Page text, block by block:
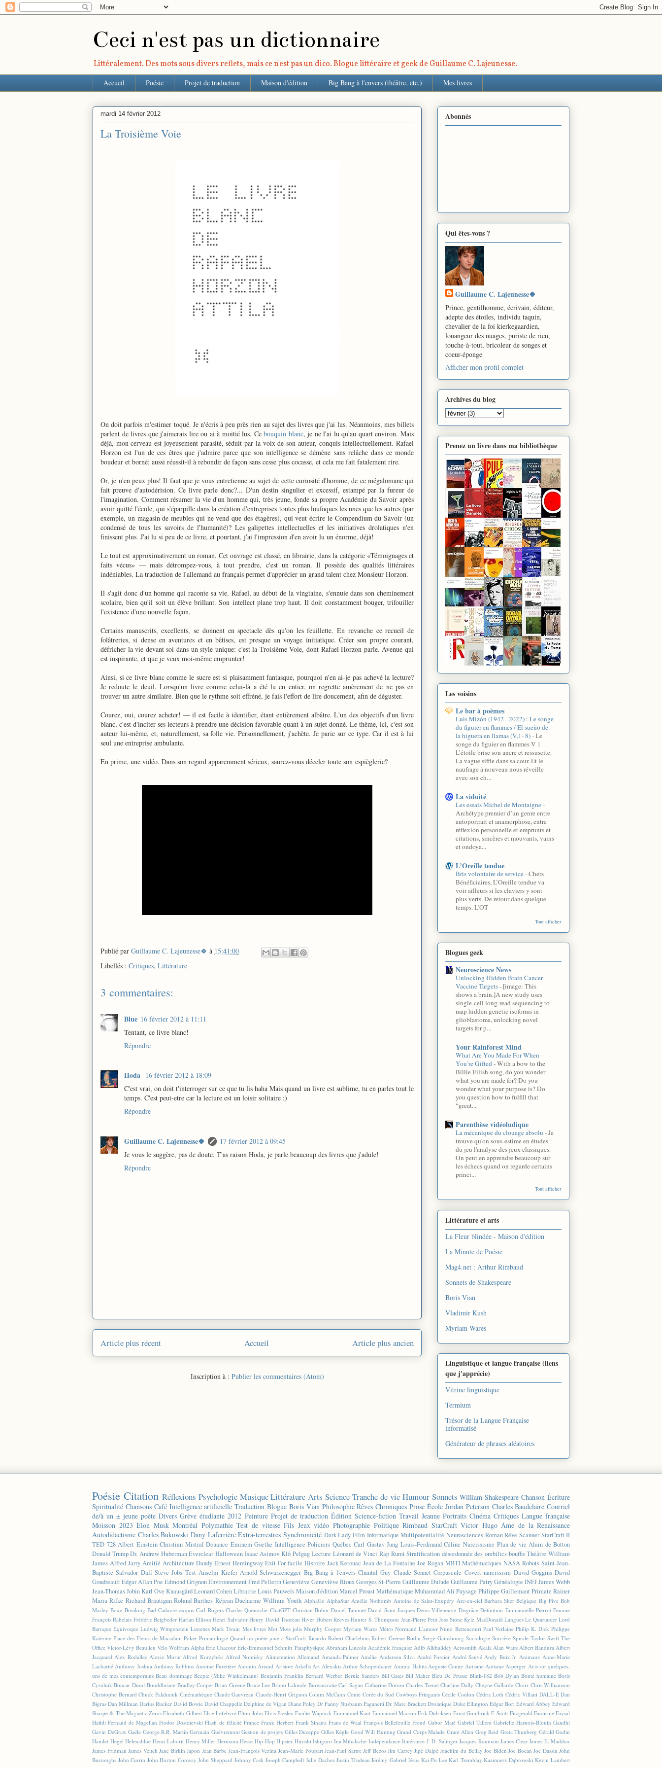
Ceci n'est pas un dictionnaire
Littéralement. Des mots sous divers reflets, mais ce n'est pas un dico. Blogue littéraire et geek de Guillaume C. Lajeunesse.
Accueil Poésie Projet de traduction Maison d'édition Big Bang à l'envers (théâtre, etc.) Mes livres
mardi 14 février 2012
La Troisième Voie
On doit parfois m'estimer toqué. Je n'écris à peu près rien au sujet des livres que j'ai lus. Néanmoins, mes billets
parlent de livres que j'aimerais lire ou ai à moitié lus. Cebouquin blanc, je ne l'ai lu qu'au quart environ. Mais
déjà, mon cerveau est joyeusement parasité, séduit par la voix de son auteur, conquis intellectuellement. Rafael
Horzon est l'un de ces êtres que j'admire parce que son intelligence se démène sans relâche dans ce monde
boudeur et borné; aussi réussit-il à rebondir de façon sans cesse plus cocasse, et cela me fait fatalement rire.
Or, je n'en peux plus! Il faut que je vous entretienne au sujet de cette curiosité d'homme, de ce mégalomane qui
fait preuve d'autodérision. Ce livre parle donc?... D'un destin singulier et excessif, estampé par la fureur de
l'imagination. Comment résumer la vie d'un homme qui, très jeune, fonde sa propre Académie du Savoir après
avoir quitté l'école, qui s'éparpille dans la création d'entreprises toutes plus loufoques les unes que les autres (par
exemple, un magasin de meubles qui ne vend que des étagères), qui veut écrire le Compendium du Savoir (un
condensé de tous les savoirs de l'humanité)? Les galipettes intellectuelles et les initiatives drolatiques n'en
finissent plus. J'ai lu si peu de ce livre, et pourtant, j'ai l'impression d'en avoir lu un énorme, déjà!
Le tout est approximativement un roman. Cet ouvrage est classé, en librairie, dans la catégorie «Témoignages et
faits vécus» — mais détrompez-vous, à tout prendre, c'est un roman. Il possède des qualités littéraires
indéniables. La traduction de l'allemand au français permet d'apprécier un grand talent chez Monsieur Horzon.
Il s'agit donc d'un homme qui raconte sa vie. Rafael, au début de la vingtaine, s'ennuie dans son cheminement
scolaire, bien qu'il soit un élève brillant. Son intellect plane trop haut. Il doit constamment bouger, trifouiller
l'existence d'une nouvelle façon.
Certains manuscrits, excellents, se donnent en spectacle dès qu'on les feuillette. En revanche ce recueil de
folâtreries, si dense en aventures et en bêtises, est presque un voyage initiatique. Créer son propre courant,
défricher la vie devant soi dans un style unique: c'est la Troisième Voie, dont Rafael Horzon parle. Avenue qui
est inspirante, et que je veux moi-même emprunter!
Ainsi, si ce livre blanc comme le sucre est si plaisamment fantasque, pourquoi n'en ai-je pas achevé la lecture?
Je redoute le deuil. Lorsqu'un livre comme celui-là a été lu en entier, on regrette amèrement de ne pas en
trouver un autre similaire. Bien que le rythme soit effréné, je fais l'effort de lire doucement, afin de déguster.
Courez, oui, courez acheter! — il est facile à identifier, étant entièrement albâtre. L'un des objectifs d'un livre
blanc, c'est d'inciter ses lecteurs à prendre une décision favorable quant à un sujet donné. Le thème, ici, c'est son
auteur lui-même, et, naturellement, sa folle vie. Personnellement, j'achète. Je parie sur ce type. Car il est à lui
seul une entreprise ambulante.
En prime, une vidéo. Dans son regard apparemment sérieux, saurez-vous déceler toute son espièglerie?
Publié par Guillaume C. Lajeunesse🍀 à 15:41:00
Libellés : Critiques, Littérature
3 commentaires:
Blue 16 février 2012 à 11:11
Tentant, ce livre blanc!
Répondre
Hoda
16 février 2012 à 18:09
C'est vrai, on doit t'interroger sur ce que tu lis haha Mais quand un livre est sublime, tu en parles tout le
temps. C'est peut-etre car la lecture est un loisir solitaire :)
Répondre
Guillaume C. Lajeunesse🍀
17 février 2012 à 09:45
Je vous le suggère, pas de doute. T'as raison Hoda, je parle beaucoup des livres que j'adule!
Répondre
Article plus récent Article plus ancien
Accueil
Inscription à : Publier les commentaires (Atom)
Abonnés
Qui êtes-vous ?
Guillaume C. Lajeunesse🍀
Prince, gentilhomme, écrivain, éditeur,
adepte des étoiles, individu taquin,
chevalier de la foi kierkegaardien,
louangeur des nuages, puriste de rien,
touche-à-tout, bricoleur de songes et
coeur-éponge
Afficher mon profil complet
Archives du blog
Prenez un livre dans ma bibliothèque
Les voisins
Le bar à poèmes
Luis Mizón (1942 - 2022) : Le songe
du figuier en flammes / El sueño de
la higuera en llamas (V,1- 8)-Le
songe du figuier en flammes V 1
L’étoile brise son ancre et ressuscite.
La vague siffle dans sa cour. Et le
naufrage à nouveau nous réveille
avec son ch...
La viduité
Les essais Michel de Montaigne-
Archétype premier d’un genre entre
autoportrait et anamorphose, entre
réflexion personnelle et emprunts et
citations, sincères et mouvants, vains
et ondoya...
L’Oreille tendue
Bris volontaire de service-Chers
Bénéficiaires, L’Oreille tendue va
voir ailleurs si les claviers y sont
plus verts. De retour dans quelque
temps. L’OT
Tout afficher
Blogues geek
Neuroscience News
Unlocking Hidden Brain Cancer
Vaccine Targets- [image: This
shows a brain.]A new study uses
single-cell long-read sequencing to
map hidden genetic isoforms in
glioblastoma, unlocking novel
targets for p...
Your Rainforest Mind
What Are You Made For When
You’re Gifted-With a bow to the
Billie Eilish song, do you wonder
what you are made for? Do you
wonder what your purpose is? Do
you question how to fulfill that
“great...
Parenthèse vidéoludique
La mécanique du clouage absolu -Je
trouve qu'on sous-estime en études
du jeu l'analyse des jeux classiques.
On peut en apprendre beaucoup sur
les échecs quand on regarde certains
princi...
Tout afficher
Littérature et arts
La Fleur blindée - Maison d'édition
La Minute de Poésie
Mag4.net : Arthur Rimbaud
Sonnets de Shakespeare
Boris Vian
Vladimir Kush
Myriam Wares
Linguistique et langue française (liens
que j'apprécie)
Vitrine linguistique
Termium
Trésor de la Langue Française
informatisé
Générateur de phrases aléatoires
Poésie Citation Réflexions Psychologie Musique Littérature Arts Science Tranche de vie Humour Sonnets William Shakespeare Chanson Écriture
Spiritualité Chansons Café Intelligence artificielle Traduction Blogue Boris Vian Philosophie Rêves Chroniques Prose École Jordan Peterson Charles Baudelaire Courriel
de/à un ± jeune poète Divers Grève étudiante 2012 Peinture Projet de traduction Édition Science-fiction Travail Jeanne Portraits Cinéma Critiques Langue française
Moisson 2023 Elon Musk Montréal Polymathie Test de vitesse Fils Jeux vidéo Photographie Politique Rimbaud StarCraft Victor Hugo Âme de la Renaissance
Autodidactisme Charles Bukowski Dany Laferrière Extra-terrestres Synchronicité Dark Lady Film Informatique Multipotentialité Neurosciences Roman Rêve Scanner StarCraft II
TED 728 Albert Einstein Christian Mistral Douance Eminem Goethe Intelligence Policiers Québec Carl Gustav Jung Louis-Ferdinand Céline Narcissisme Plan de vie Alain de Botton
Donald Trump Dr. Andrew Huberman Everclear Halloween Isaac Asimov Klô Pelgag Lecture Léonard de Vinci Rap Rumi Stratification désordonnée des ombilics bouffis Théâtre William
James Alfred Jarry Amitié Architecture Dandy Ernest Hemingway Exit l'or facile Histoire Jack Kerouac Jean de La Fontaine Joe Rogan MBTI Mathématiques NASA Robots Saint-Jean-
Baptiste Salvador Dalí Steve Jobs Test Anselm Kiefer Arnold Schwarzenegger Big Bang à l'envers Chantal Guy Claude Sonnet Corpuscule Covert narcissism David Goggins David
Goudreault Edgar Allan Poe Edmond GrignonEnvironnement Fred PellerinGeneviève Geneviève RiouxGeorges St-Pierre Guillaume Dulude Guillaume PatryGénéalogie INFJJames Webb
Jean-Thomas JobinKarl Ove KnausgårdLeonard CohenLibrairie Louis PauwelsMaison d'éditionMarcel Proust Mathématique Muhammad Ali Paysage Philippe Guillemant Primate Rainer
Maria Rilke Richard Brautigan Roland Barthes Réjean Ducharme William Youth AlphaGo AlphaStar Amélie Nothomb Antoine de Saint-Exupéry Arc-en-ciel Barbara Sher Belgique Big Five Bob
Marley Boxe Breaking Bad Cadavre exquis Carl Rogers Charles Quenoche ChatGPT Christian Bobin Daniel Tammet David Saint-Jacques Denis Villeneuve Disgrâce Définition Emmanuelle Pierrot Femme
François Rabelais Frédéric Beigbeder Harlan Ellison Henri Salvador Henry David Thoreau Hiver Hubert Reeves Hunter S. Thompson Jean-Pierre Petit Joss Stone Kyle MacDonald Langues Le Quartanier Lord
Baroque Équivoque Ludwig Wittgenstein Lunettes Mark Twain Mes livres Mot Mots jolis Murphy Cooper Myriam Wares Métro Normand L'amour Nuno Bettencourt Paul Verlaine Philip K. Dick Philippe
Katerine Place des Fleurs-de-Macadam Poker Primatologie Quand un poète joue à StarCraft Ricardo Robert Charlebois Robert Greene Rodin Serge Gainsbourg Sociologie Sorcière Spirale Taylor Swift The
Office Victor-Lévy Beaulieu Vélo Wolfram Alpha Éric Chacour Éric-Emmanuel Schmitt 'Pataphysique Abraham Lincoln Académie française Adib Alkhalidey Aerosmith Akala Alan Watts Albert Bandura Albert
Jacquard Alex Rodallec Alexie Morin Alfred Korzybski Alfred Nomisky Alimentation Allemand Amanda Palmer Amélie Anderson Silva André Forcier André Sauvé Andy Ruiz Jr. Animaux Anne-Marie
Lacharité Anthony Joshua Anthony Robbins Antoine Furetière Antonin Artaud Aristote Arkells Art Alexakis Arthur Schopenhauer Atomic Habits Auguste Comte Autisme Autisme Asperger Avis sur quelques-
uns de mes contemporains Beau dommage Beeple (Mike Winkelmann) Benjamin Franklin Bernard Werber Bernie Sanders Bill Gates Bill Maher Bleu De Prusse Blink-182 Bob Dylan Bonté humaine Boris
Cyrulnik Boucar Diouf Bouddhisme Bradley Cooper Brian Greene Bruce Lee Bruno Lalonde Bureaucratie Carl Sagan Catherine Dorion Charles Trenet Charline Dally Cheyne Gallarde Choix Chris Williamson
Christophe Bernard Chuck Palahniuk Cinémathèque Claude Gauvreau Claude-Henri Grignon Colum McCann Conte Corée du Sud Cowboys Fringants Cécile Coulon Cédric Loth Cédric Villani DALL-E Dan
Bigras Dan Millman Darius Rucker David Bowie David Chappelle Delphine de Vigan Diane Foley Dr Fanny Nusbaum Paganetti Dr. Marc Brackett Drolatique Duke Ellington Edgar Bori Edward Abbey Edward
Sharpe & The Magnetic Zeros Elizabeth Gilbert Elsie Lefebvre Elton John Elvis Presley Emilie Wapnick Emmanuel Kant Emmanuel Macron Erik Didriksen Ernst Gombrich F. Scott Fitzgerald Fascisme Faysal
Hafidi Fernand de Magellan Fiodor Dostoïevski Flash de félicité France Frank Herbert Frank Sinatra Frans de Waal François Bellefeuille Freud Gabor Maté Gabriel Tallent Gabrielle Harnois-Blouin Gandhi
Gavin DeGraw Gaële George R.R. Martin Germain Guèvremont Gestion de projets Gilles Duceppe Gilles Kègle Good Will Hunting Grand Corps Malade Grant Allen Greg Reid Greta Thunberg Gérald Godin
Hamlet Hegel Helenablue Henri Laborit Henry Miller Hermann Hesse Hip-Hop Hipster Hiroshi Ishiguro Ina Mihalache Indépendance Itinérance J. D. Salinger Jacques Roumain James Clear James E. Maddux
James Fridman James Veitch Jane Birkin Japon Jean Barbe Jean-François Vezina Jean-Marie Poupart Jean-Paul Sartre Jeff Bezos Jim Carrey Jipé Dalpé Joachim du Bellay Joe Biden Joe Bocan Joe Dassin John
Burroughs John Currin John Horton Conway John Sheppard Johnny Cash Joseph Campbell Julie Dachez Justin Trudeau Jérémy Gabriel Jésus Kai-Fu Lee Karl Tremblay Kazimierz Dąbrowski Kevin Lambert